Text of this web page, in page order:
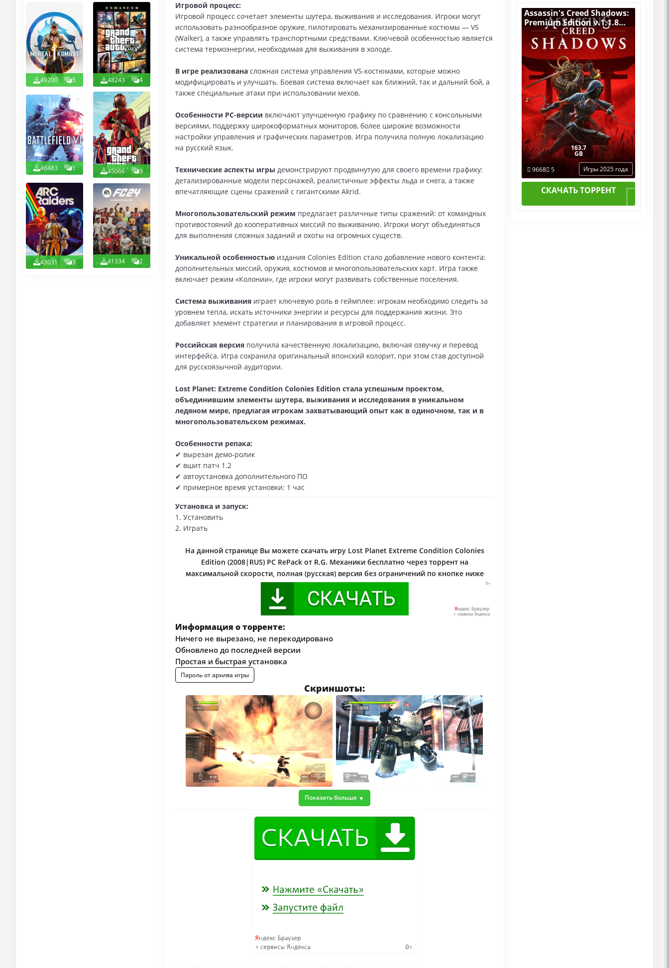
49200 5 48243 4
46483 1 45066 3
43031 3 41334 2
Игровой процесс:
Игровой процесс сочетает элементы шутера, выживания и исследования. Игроки могут
использовать разнообразное оружие, пилотировать механизированные костюмы — VS
(Walker), а также управлять транспортными средствами. Ключевой особенностью является
система термоэнергии, необходимая для выживания в холоде.
В игре реализована сложная система управления VS-костюмами, которые можно
модифицировать и улучшать. Боевая система включает как ближний, так и дальний бой, а
также специальные атаки при использовании мехов.
Особенности PC-версии включают улучшенную графику по сравнению с консольными
версиями, поддержку широкоформатных мониторов, более широкие возможности
настройки управления и графических параметров. Игра получила полную локализацию
на русский язык.
Технические аспекты игры демонстрируют продвинутую для своего времени графику:
детализированные модели персонажей, реалистичные эффекты льда и снега, а также
впечатляющие сцены сражений с гигантскими Akrid.
Многопользовательский режим предлагает различные типы сражений: от командных
противостояний до кооперативных миссий по выживанию. Игроки могут объединяться
для выполнения сложных заданий и охоты на огромных существ.
Уникальной особенностью издания Colonies Edition стало добавление нового контента:
дополнительных миссий, оружия, костюмов и многопользовательских карт. Игра также
включает режим «Колонии», где игроки могут развивать собственные поселения.
Система выживания играет ключевую роль в геймплее: игрокам необходимо следить за
уровнем тепла, искать источники энергии и ресурсы для поддержания жизни. Это
добавляет элемент стратегии и планирования в игровой процесс.
Российская версия получила качественную локализацию, включая озвучку и перевод
интерфейса. Игра сохранила оригинальный японский колорит, при этом став доступной
для русскоязычной аудитории.
Lost Planet: Extreme Condition Colonies Edition стала успешным проектом,
объединившим элементы шутера, выживания и исследования в уникальном
ледяном мире, предлагая игрокам захватывающий опыт как в одиночном, так и в
многопользовательском режимах.
Особенности репака:
✔ вырезан демо-ролик
✔ вшит патч 1.2
✔ автоустановка дополнительного ПО
✔ примерное время установки: 1 час
Установка и запуск:
1. Установить
2. Играть
На данной странице Вы можете скачать игру Lost Planet Extreme Condition Colonies
Edition (2008|RUS) PC RePack от R.G. Механики бесплатно через торрент на
максимальной скорости, полная (русская) версия без ограничений по кнопке ниже
Информация о торренте:
Ничего не вырезано, не перекодировано
Обновлено до последней версии
Простая и быстрая установка
Пароль от архива игры
Скриншоты:
Показать больше
Assassin's Creed Shadows:
Premium Edition v.1.1.8
(Build 21744524) [RUS|ENG]
(2025) PC Пиратка
Portable + All DLCs
163.7
GB
9668 5 Игры 2025 года
СКАЧАТЬ ТОРРЕНТ